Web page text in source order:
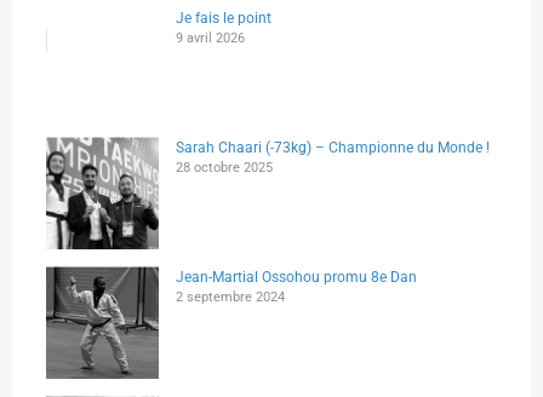
Je fais le point
9 avril 2026
Sarah Chaari (-73kg) – Championne du Monde !
28 octobre 2025
Jean-Martial Ossohou promu 8e Dan
2 septembre 2024